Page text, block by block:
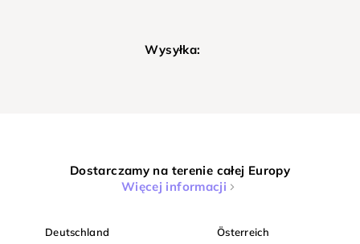
Wysyłka:
Dostarczamy na terenie całej Europy
Więcej informacji
Deutschland Österreich